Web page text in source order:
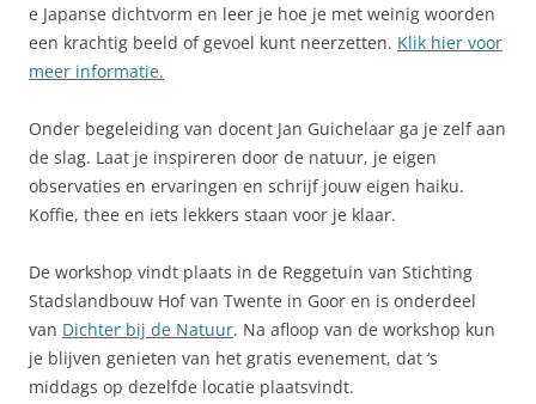
e Japanse dichtvorm en leer je hoe je met weinig woorden
een krachtig beeld of gevoel kunt neerzetten. Klik hier voor
meer informatie.
Onder begeleiding van docent Jan Guichelaar ga je zelf aan
de slag. Laat je inspireren door de natuur, je eigen
observaties en ervaringen en schrijf jouw eigen haiku.
Koffie, thee en iets lekkers staan voor je klaar.
De workshop vindt plaats in de Reggetuin van Stichting
Stadslandbouw Hof van Twente in Goor en is onderdeel
van Dichter bij de Natuur. Na afloop van de workshop kun
je blijven genieten van het gratis evenement, dat ‘s
middags op dezelfde locatie plaatsvindt.